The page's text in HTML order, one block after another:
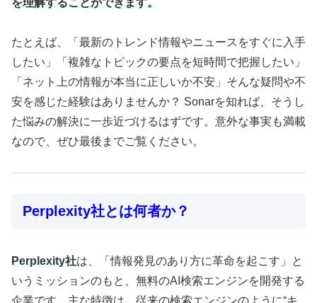
たとえば、「最新のトレンド情報やニュースをすぐに入手
したい」「複雑なトピックの要点を短時間で把握したい」
「ネット上の情報が本当に正しいか不安」そんな疑問や不
安を感じた経験はありませんか？ Sonarを知れば、そうし
た悩みの解決に一歩近づけるはずです。意外な事実も満載
なので、ぜひ最後までご覧ください。
Perplexity社とは何者か？
Perplexity社は、「情報発見のあり方に革命を起こす」と
いうミッションのもと、無料のAI検索エンジンを開発する